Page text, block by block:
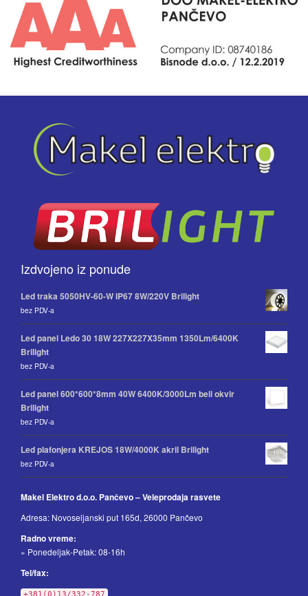
Izdvojeno iz ponude
Led traka 5050HV-60-W IP67 8W/220V Brilight
bez PDV-a
Led panel Ledo 30 18W 227X227X35mm 1350Lm/6400K
Brilight
bez PDV-a
Led panel 600*600*8mm 40W 6400K/3000Lm beli okvir
Brilight
bez PDV-a
Led plafonjera KREJOS 18W/4000K akril Brilight
bez PDV-a
Makel Elektro d.o.o. Pančevo – Veleprodaja rasvete
Adresa: Novoseljanski put 165d, 26000 Pančevo
Radno vreme:
» Ponedeljak-Petak: 08-16h
Tel/fax: